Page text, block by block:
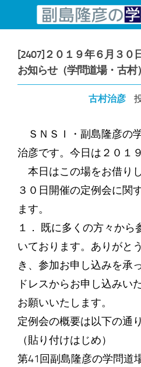
コンテンツへスキップ
[2407]２０１９年６月３０
お知らせ（学問道場・古村）
古村治彦
ＳＮＳＩ・副島隆彦の
治彦です。今日は２０１
本日はこの場をお借り
３０日開催の定例会に関
ます。
１． 既に多くの方々から
いております。ありがと
き、参加お申し込みを承
ドレスからお申し込みい
お願いいたします。
定例会の概要は以下の通り
（貼り付けはじめ）
第41回副島隆彦の学問道